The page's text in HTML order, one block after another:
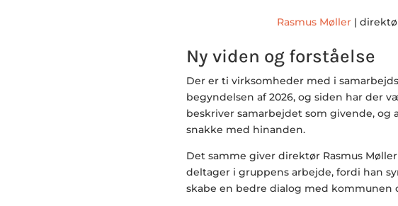
Rasmus Møller|
Ny viden og forståelse
Der er ti virksomheder med i
begyndelsen af 2026, og siden har der
beskriver samarbejdet som givende, og
snakke med hinanden.
Det samme giver direktør Rasmus
deltager i gruppens arbejde, fordi han
skabe en bedre dialog med